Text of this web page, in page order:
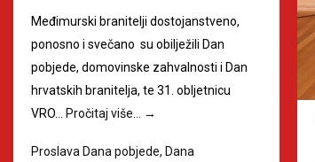
Međimurski branitelji dostojanstveno,
ponosno i svečano su obilježili Dan
pobjede, domovinske zahvalnosti i Dan
hrvatskih branitelja, te 31. obljetnicu
VRO… Pročitaj više… →
Proslava Dana pobjede, Dana